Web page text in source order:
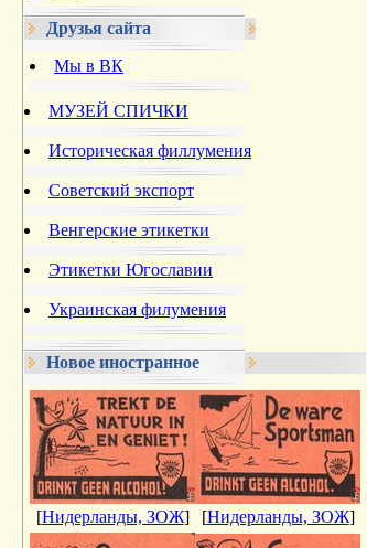
Друзья сайта
Мы в ВК
МУЗЕЙ СПИЧКИ
Историческая филлумения
Советский экспорт
Венгерские этикетки
Этикетки Югославии
Украинская филумения
Новое иностранное
[Нидерланды, ЗОЖ] [Нидерланды, ЗОЖ]